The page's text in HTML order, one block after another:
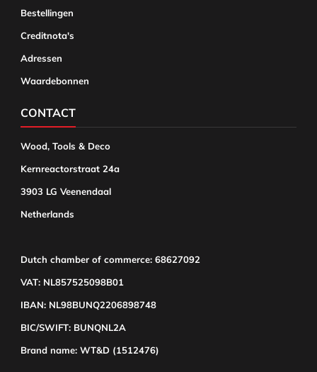
Bestellingen
Creditnota's
Adressen
Waardebonnen
CONTACT
Wood, Tools & Deco
Kernreactorstraat 24a
3903 LG Veenendaal
Netherlands
Dutch chamber of commerce: 68627092
VAT: NL857525098B01
IBAN: NL98BUNQ2206898748
BIC/SWIFT: BUNQNL2A
Brand name: WT&D (1512476)